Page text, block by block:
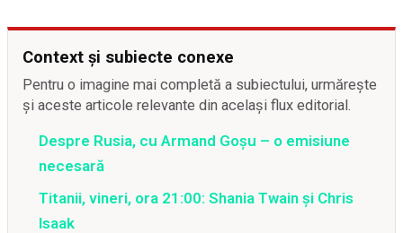
Context și subiecte conexe
Pentru o imagine mai completă a subiectului, urmărește
și aceste articole relevante din același flux editorial.
Despre Rusia, cu Armand Goșu – o emisiune
necesară
Titanii, vineri, ora 21:00: Shania Twain și Chris
Isaak